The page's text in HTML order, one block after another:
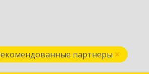
партнеры